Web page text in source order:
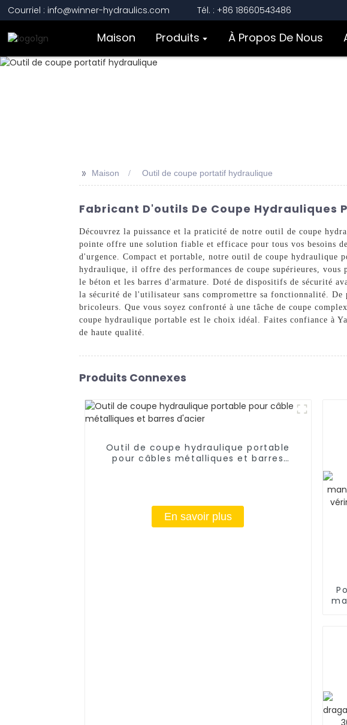
Courriel : info@winner-hydraulics.com Tél. : +86 18660543486
Maison Produits À Propos De Nous
>> Maison Outil de coupe portatif hydraulique
Fabricant D'outils De Coupe Hydrauliques
Découvrez la puissance et la praticité de notre outil de coupe
pointe offre une solution fiable et efficace pour tous vos besoins
d'urgence. Compact et portable, notre outil de coupe hydraulique
hydraulique, il offre des performances de coupe supérieures, vous
le béton et les barres d'armature. Doté de dispositifs de sécurité
la sécurité de l'utilisateur sans compromettre sa fonctionnalité.
bricoleurs. Que vous soyez confronté à une tâche de coupe
coupe hydraulique portable est le choix idéal. Faites confiance à
de haute qualité.
Produits Connexes
Outil de coupe hydraulique portable
pour câbles métalliques et barres
En savoir plus